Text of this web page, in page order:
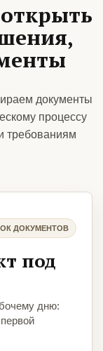
документы
процессу
требованиям
ДОКУМЕНТОВ
под
дню: